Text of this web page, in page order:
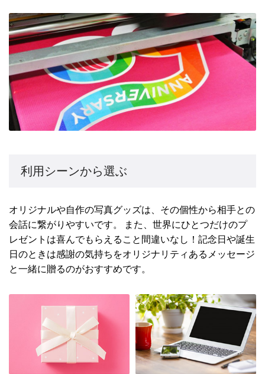
利用シーンから選ぶ
オリジナルや自作の写真グッズは、その個性から相手との
会話に繋がりやすいです。 また、世界にひとつだけのプ
レゼントは喜んでもらえること間違いなし！記念日や誕生
日のときは感謝の気持ちをオリジナリティあるメッセージ
と一緒に贈るのがおすすめです。